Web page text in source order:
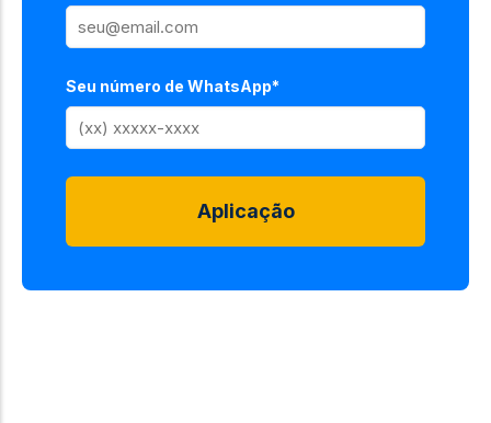
Seu número de WhatsApp*
Aplicação